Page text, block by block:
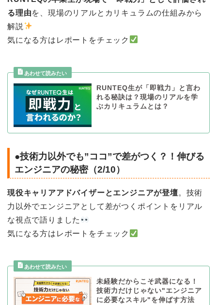
る理由を、現場のリアルとカリキュラムの仕組みから
解説
気になる方はレポートをチェック
RUNTEQ生が「即戦力」と言わ
れる秘訣は？現場のリアルを学
ぶカリキュラムとは？
●技術力以外でも”ココ”で差がつく？！伸びる
エンジニアの秘密（2/10）
現役キャリアアドバイザーとエンジニアが登壇。技術
力以外でエンジニアとして差がつくポイントをリアル
な視点で語りました
気になる方はレポートをチェック
未経験だからこそ武器になる！
技術力だけじゃない"エンジニア
に必要なスキル"を伸ばす方法